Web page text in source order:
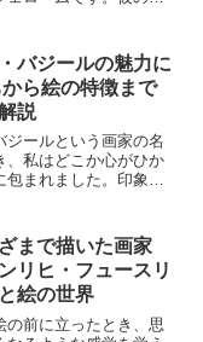
観る人を一瞬にして物
込みます...
バジールの魅力に
ら絵の特徴まで
説
ジールという画家の名
、私はどこか心がひか
包まれました。印象派
生き方にも重なるよ
す。車椅子...
まで描いた画家
リヒ・フュースリ
絵の世界
の前に立ったとき、思